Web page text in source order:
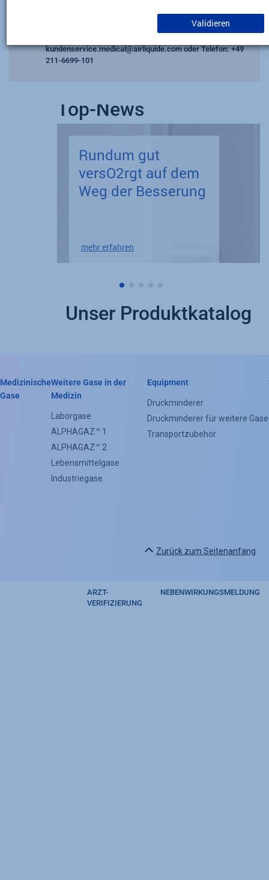
Validieren
Bitte berücksichtigen Sie dies bei Ihren Bestellungen.
kundenservice.medical@airliquide.comoder Telefon: +49
211-6699-101
Top-News
Rundum gut
versO2rgt auf dem
Weg der Besserung
mehr erfahren
Unser Produktkatalog
Header
Categorie
(Footer)
Medizinische
Gase
Weitere Gase in der
Medizin
Laborgase
ALPHAGAZ™ 1
ALPHAGAZ™ 2
Lebensmittelgase
Industriegase
Equipment
Druckminderer
Druckminderer für weitere Gase
Transportzubehör
Zurück zum Seitenanfang
Footer
ARZT-
VERIFIZIERUNG
NEBENWIRKUNGSMELDUNG